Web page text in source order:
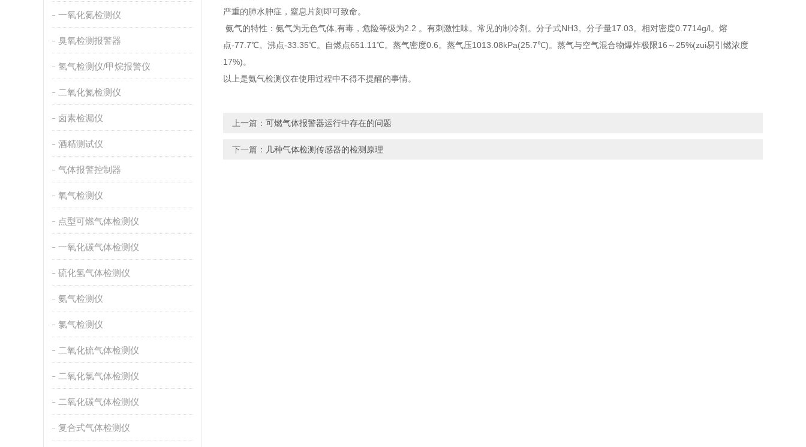
一氧化氮检测仪
臭氧检测报警器
氢气检测仪/甲烷报警仪
二氧化氮检测仪
卤素检漏仪
酒精测试仪
气体报警控制器
氧气检测仪
点型可燃气体检测仪
一氧化碳气体检测仪
硫化氢气体检测仪
氨气检测仪
氯气检测仪
二氧化硫气体检测仪
二氧化氯气体检测仪
二氧化碳气体检测仪
复合式气体检测仪
严重的肺水肿症，窒息片刻即可致命。
氨气的特性：氨气为无色气体,有毒，危险等级为2.2 。有刺激性味。常见的制冷剂。分子式NH3。分子量17.03。相对密度0.7714g/l。熔
点-77.7℃。沸点-33.35℃。自燃点651.11℃。蒸气密度0.6。蒸气压1013.08kPa(25.7℃)。蒸气与空气混合物爆炸极限16～25%(zui易引燃浓度
17%)。
以上是氨气检测仪在使用过程中不得不提醒的事情。
上一篇： 可燃气体报警器运行中存在的问题
下一篇： 几种气体检测传感器的检测原理